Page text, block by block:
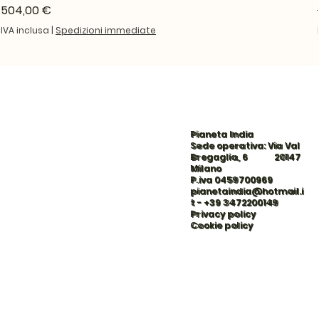
Prezzo
504,00 €
IVA inclusa | Spedizioni immediate
Pianeta India
Sede operativa: Via Val
Bregaglia, 6 20147
Milano
P.iva 0459700969
pianetaindia@hotmail.i
t- +39 3472200149
Privacy policy
Cookie policy